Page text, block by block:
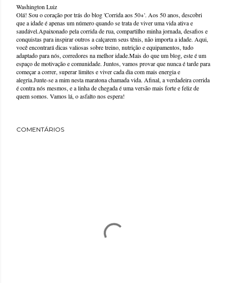
Washington Luiz
Olá! Sou o coração por trás do blog 'Corrida aos 50+'. Aos 50 anos, descobri
que a idade é apenas um número quando se trata de viver uma vida ativa e
saudável.Apaixonado pela corrida de rua, compartilho minha jornada, desafios e
conquistas para inspirar outros a calçarem seus tênis, não importa a idade. Aqui,
você encontrará dicas valiosas sobre treino, nutrição e equipamentos, tudo
adaptado para nós, corredores na melhor idade.Mais do que um blog, este é um
espaço de motivação e comunidade. Juntos, vamos provar que nunca é tarde para
começar a correr, superar limites e viver cada dia com mais energia e
alegria.Junte-se a mim nesta maratona chamada vida. Afinal, a verdadeira corrida
é contra nós mesmos, e a linha de chegada é uma versão mais forte e feliz de
quem somos. Vamos lá, o asfalto nos espera!
COMENTÁRIOS